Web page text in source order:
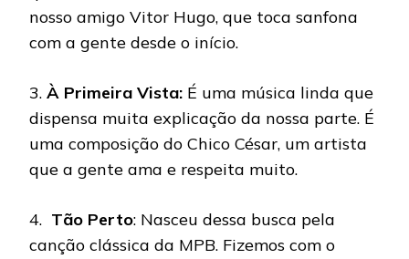
nosso amigo Vitor Hugo, que toca sanfona
com a gente desde o início.
3. À Primeira Vista: É uma música linda que
dispensa muita explicação da nossa parte. É
uma composição do Chico César, um artista
que a gente ama e respeita muito.
4. Tão Perto: Nasceu dessa busca pela
canção clássica da MPB. Fizemos com o